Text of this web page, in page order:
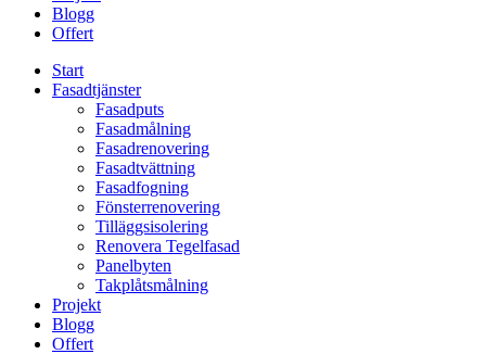
Blogg
Offert
Start
Fasadtjänster
Fasadputs
Fasadmålning
Fasadrenovering
Fasadtvättning
Fasadfogning
Fönsterrenovering
Tilläggsisolering
Renovera Tegelfasad
Panelbyten
Takplåtsmålning
Projekt
Blogg
Offert